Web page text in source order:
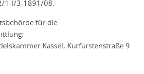
1-I/3-1891/08.
für die
Kassel, Kurfürstenstraße 9